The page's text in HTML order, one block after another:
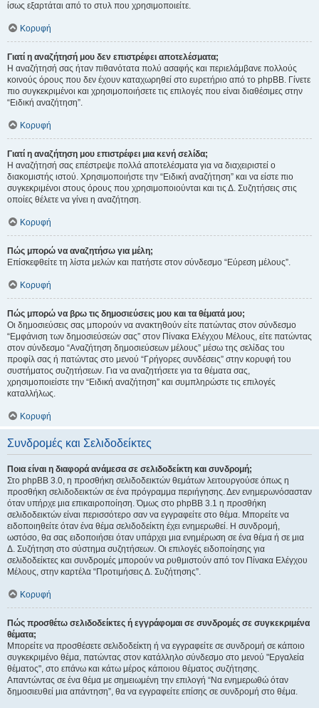
ίσως εξαρτάται από το στυλ που χρησιμοποιείτε.
Κορυφή
Γιατί η αναζήτησή μου δεν επιστρέφει αποτελέσματα;
Η αναζήτησή σας ήταν πιθανότατα πολύ ασαφής και περιελάμβανε πολλούς
κοινούς όρους που δεν έχουν καταχωρηθεί στο ευρετήριο από το phpBB. Γίνετε
πιο συγκεκριμένοι και χρησιμοποιήσετε τις επιλογές που είναι διαθέσιμες στην
“Ειδική αναζήτηση”.
Κορυφή
Γιατί η αναζήτηση μου επιστρέφει μια κενή σελίδα;
Η αναζήτησή σας επέστρεψε πολλά αποτελέσματα για να διαχειριστεί ο
διακομιστής ιστού. Χρησιμοποιήστε την “Ειδική αναζήτηση” και να είστε πιο
συγκεκριμένοι στους όρους που χρησιμοποιούνται και τις Δ. Συζητήσεις στις
οποίες θέλετε να γίνει η αναζήτηση.
Κορυφή
Πώς μπορώ να αναζητήσω για μέλη;
Επίσκεφθείτε τη λίστα μελών και πατήστε στον σύνδεσμο “Εύρεση μέλους”.
Κορυφή
Πώς μπορώ να βρω τις δημοσιεύσεις μου και τα θέματά μου;
Οι δημοσιεύσεις σας μπορούν να ανακτηθούν είτε πατώντας στον σύνδεσμο
“Εμφάνιση των δημοσιεύσεών σας” στον Πίνακα Ελέγχου Μέλους, είτε πατώντας
στον σύνδεσμο “Αναζήτηση δημοσιεύσεων μέλους” μέσω της σελίδας του
προφίλ σας ή πατώντας στο μενού “Γρήγορες συνδέσεις” στην κορυφή του
συστήματος συζητήσεων. Για να αναζητήσετε για τα θέματα σας,
χρησιμοποιείστε την “Ειδική αναζήτηση” και συμπληρώστε τις επιλογές
καταλλήλως.
Κορυφή
Συνδρομές και Σελιδοδείκτες
Ποια είναι η διαφορά ανάμεσα σε σελιδοδείκτη και συνδρομή;
Στο phpBB 3.0, η προσθήκη σελιδοδεικτών θεμάτων λειτουργούσε όπως η
προσθήκη σελιδοδεικτών σε ένα πρόγραμμα περιήγησης. Δεν ενημερωνόσασταν
όταν υπήρχε μια επικαιροποίηση. Όμως στο phpBB 3.1 η προσθήκη
σελιδοδεικτών είναι περισσότερο σαν να εγγραφείτε στο θέμα. Μπορείτε να
ειδοποιηθείτε όταν ένα θέμα σελιδοδείκτη έχει ενημερωθεί. Η συνδρομή,
ωστόσο, θα σας ειδοποιήσει όταν υπάρχει μια ενημέρωση σε ένα θέμα ή σε μια
Δ. Συζήτηση στο σύστημα συζητήσεων. Οι επιλογές ειδοποίησης για
σελιδοδείκτες και συνδρομές μπορούν να ρυθμιστούν από τον Πίνακα Ελέγχου
Μέλους, στην καρτέλα “Προτιμήσεις Δ. Συζήτησης”.
Κορυφή
Πώς προσθέτω σελιδοδείκτες ή εγγράφομαι σε συνδρομές σε συγκεκριμένα
θέματα;
Μπορείτε να προσθέσετε σελιδοδείκτη ή να εγγραφείτε σε συνδρομή σε κάποιο
συγκεκριμένο θέμα, πατώντας στον κατάλληλο σύνδεσμο στο μενού "Εργαλεία
θέματος", στο επάνω και κάτω μέρος κάποιου θέματος συζήτησης.
Απαντώντας σε ένα θέμα με σημειωμένη την επιλογή “Να ενημερωθώ όταν
δημοσιευθεί μια απάντηση”, θα να εγγραφείτε επίσης σε συνδρομή στο θέμα.